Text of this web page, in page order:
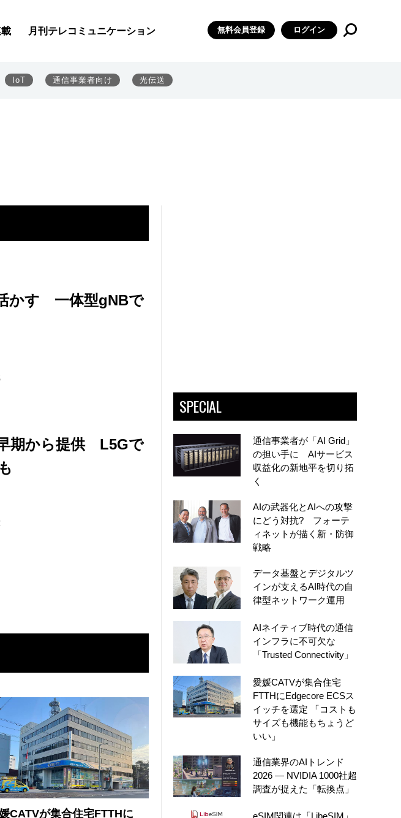
月刊テレコミュニケーション 無料会員登録 ログイン
IoT 通信事業者向け 光伝送
かす 一体型gNBで
期から提供 L5Gで
CATVが集合住宅FTTHに
SPECIAL
通信事業者が「AI Grid」
の担い手に AIサービス
収益化の新地平を切り拓
く
AIの武器化とAIへの攻撃
にどう対抗? フォーテ
ィネットが描く新・防御
戦略
データ基盤とデジタルツ
インが支えるAI時代の自
律型ネットワーク運用
AIネイティブ時代の通信
インフラに不可欠な
「Trusted Connectivity」
愛媛CATVが集合住宅
FTTHにEdgecore ECSス
イッチを選定 「コストも
サイズも機能もちょうど
いい」
通信業界のAIトレンド
2026 ― NVIDIA 1000社超
調査が捉えた「転換点」